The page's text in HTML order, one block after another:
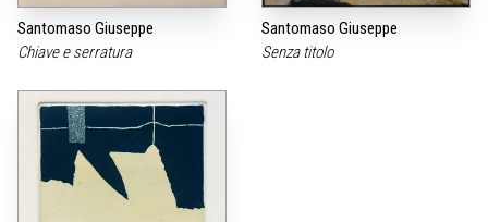
Santomaso Giuseppe
Chiave e serratura
Santomaso Giuseppe
Senza titolo